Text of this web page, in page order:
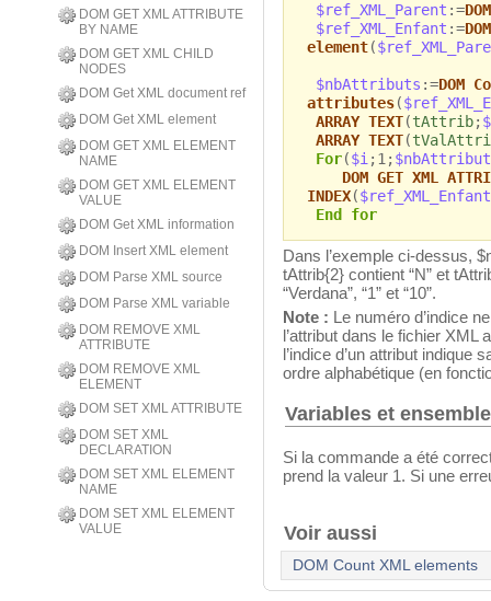
DOM GET XML ATTRIBUTE
BY NAME
DOM GET XML CHILD
NODES
DOM Get XML document ref
DOM Get XML element
DOM GET XML ELEMENT
NAME
DOM GET XML ELEMENT
VALUE
DOM Get XML information
DOM Insert XML element
DOM Parse XML source
DOM Parse XML variable
DOM REMOVE XML
ATTRIBUTE
DOM REMOVE XML
ELEMENT
DOM SET XML ATTRIBUTE
DOM SET XML
DECLARATION
DOM SET XML ELEMENT
NAME
DOM SET XML ELEMENT
VALUE
$ref_XML_Parent :=
$ref_XML_Enfant :=
element(
$nbAttributs :=DOM
attributes(
ARRAY TEXT(tAttrib;
ARRAY TEXT(
For($i;1;
DOM GET XML
INDEX($ref_XML_Enfant
End for
Dans l’exemple ci-dessus,
tAttrib{2} contient “N” et
“Verdana”, “1” et “10”.
Note : Le numéro d’indice
l’attribut dans le fichier
l’indice d’un attribut indique
ordre alphabétique (en
Variables et
Si la commande a été
prend la valeur 1. Si une
Voir aussi
DOM Count XML elements